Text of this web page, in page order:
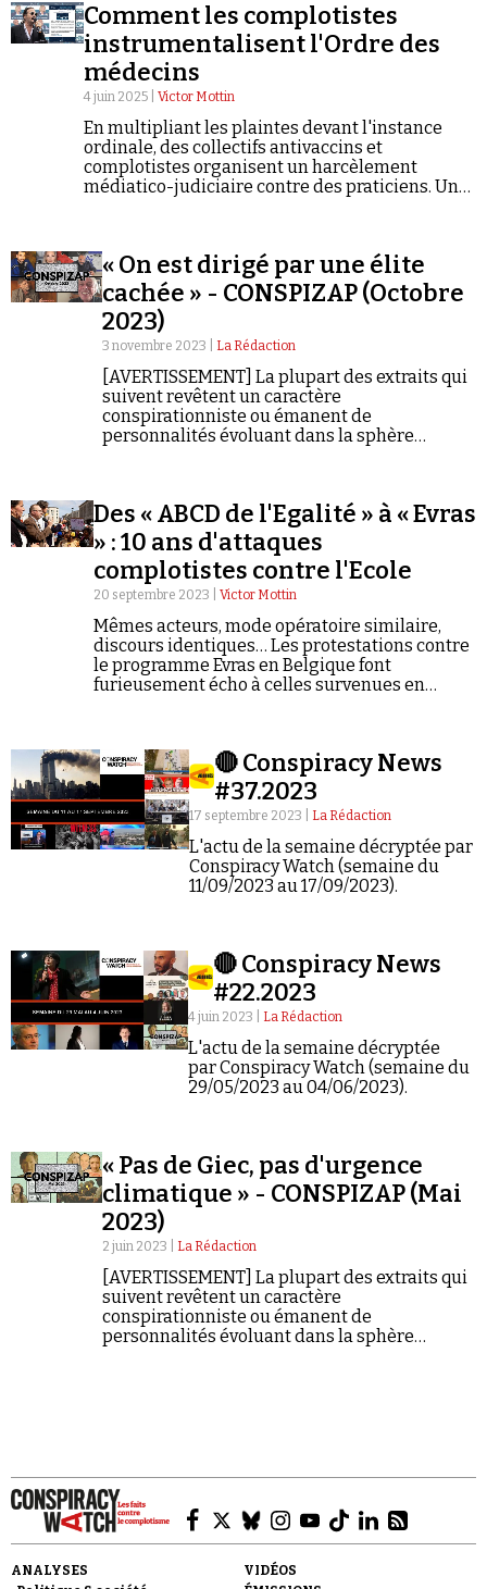
Se connecter
Comment les complotistes
instrumentalisent l'Ordre des
médecins
4 juin 2025 | Victor Mottin
En multipliant les plaintes devant l'instance
ordinale, des collectifs antivaccins et
complotistes organisent un harcèlement
médiatico-judiciaire contre des praticiens. Une
« On est dirigé par une élite
cachée » - CONSPIZAP (Octobre
2023)
3 novembre 2023 | La Rédaction
[AVERTISSEMENT] La plupart des extraits qui
suivent revêtent un caractère
conspirationniste ou émanent de
personnalités évoluant dans la sphère
Des « ABCD de l'Egalité » à « Evras
» : 10 ans d'attaques
complotistes contre l'Ecole
20 septembre 2023 | Victor Mottin
Mêmes acteurs, mode opératoire similaire,
discours identiques… Les protestations contre
le programme Evras en Belgique font
furieusement écho à celles survenues en
🔴 Conspiracy News
#37.2023
17 septembre 2023 | La Rédaction
L'actu de la semaine décryptée par
Conspiracy Watch (semaine du
11/09/2023 au 17/09/2023).
🔴 Conspiracy News
#22.2023
4 juin 2023 | La Rédaction
L'actu de la semaine décryptée
par Conspiracy Watch (semaine du
29/05/2023 au 04/06/2023).
« Pas de Giec, pas d'urgence
climatique » - CONSPIZAP (Mai
2023)
2 juin 2023 | La Rédaction
[AVERTISSEMENT] La plupart des extraits qui
suivent revêtent un caractère
conspirationniste ou émanent de
personnalités évoluant dans la sphère
ANALYSES
VIDÉOS